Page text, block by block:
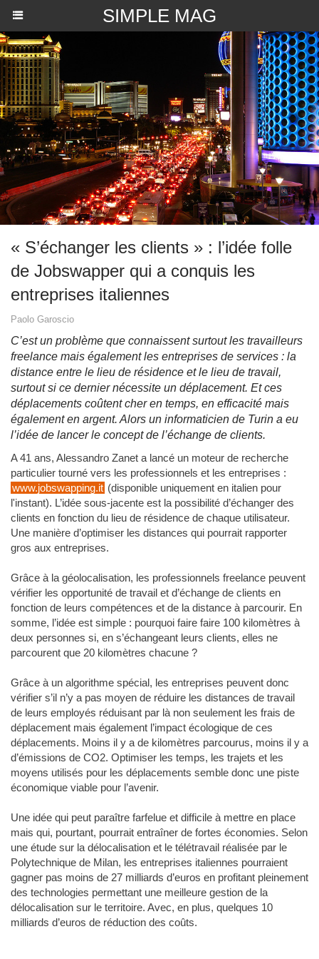
SIMPLE MAG
« S’échanger les clients » : l’idée folle
de Jobswapper qui a conquis les
entreprises italiennes
Paolo Garoscio
C’est un problème que connaissent surtout les travailleurs
freelance mais également les entreprises de services : la
distance entre le lieu de résidence et le lieu de travail,
surtout si ce dernier nécessite un déplacement. Et ces
déplacements coûtent cher en temps, en efficacité mais
également en argent. Alors un informaticien de Turin a eu
l’idée de lancer le concept de l’échange de clients.
A 41 ans, Alessandro Zanet a lancé un moteur de recherche
particulier tourné vers les professionnels et les entreprises :
www.jobswapping.it (disponible uniquement en italien pour
l'instant). L’idée sous-jacente est la possibilité d’échanger des
clients en fonction du lieu de résidence de chaque utilisateur.
Une manière d’optimiser les distances qui pourrait rapporter
gros aux entreprises.
Grâce à la géolocalisation, les professionnels freelance peuvent
vérifier les opportunité de travail et d’échange de clients en
fonction de leurs compétences et de la distance à parcourir. En
somme, l’idée est simple : pourquoi faire faire 100 kilomètres à
deux personnes si, en s’échangeant leurs clients, elles ne
parcourent que 20 kilomètres chacune ?
Grâce à un algorithme spécial, les entreprises peuvent donc
vérifier s’il n’y a pas moyen de réduire les distances de travail
de leurs employés réduisant par là non seulement les frais de
déplacement mais également l’impact écologique de ces
déplacements. Moins il y a de kilomètres parcourus, moins il y a
d’émissions de CO2. Optimiser les temps, les trajets et les
moyens utilisés pour les déplacements semble donc une piste
économique viable pour l’avenir.
Une idée qui peut paraître farfelue et difficile à mettre en place
mais qui, pourtant, pourrait entraîner de fortes économies. Selon
une étude sur la délocalisation et le télétravail réalisée par le
Polytechnique de Milan, les entreprises italiennes pourraient
gagner pas moins de 27 milliards d’euros en profitant pleinement
des technologies permettant une meilleure gestion de la
délocalisation sur le territoire. Avec, en plus, quelques 10
milliards d’euros de réduction des coûts.